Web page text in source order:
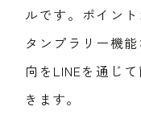
ルです。ポイン
タンプラリー機
向をLINEを通じ
きます。